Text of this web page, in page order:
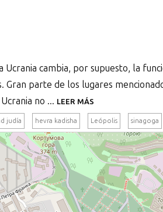
cambia, por supuesto, la
parte de los lugares
no ... LEER MÁS
judía hevra kadisha Leópolis sinagoga